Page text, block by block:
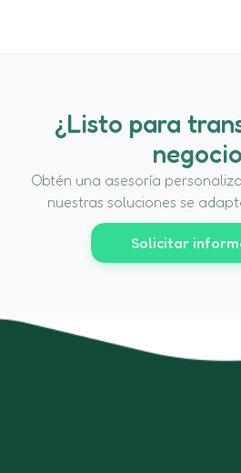
¿Listo para
Obtén una asesoría
nuestras soluciones se
Solicitar